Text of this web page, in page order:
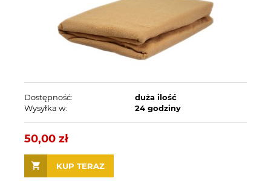
Dostępność:
duża ilość
Wysyłka w:
24 godziny
50,00 zł
KUP TERAZ